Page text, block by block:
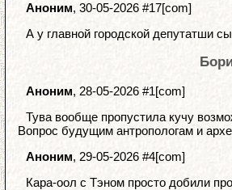
Аноним, 30-05-2026 #17[com]
А у главной городской депутатши
Аноним, 28-05-2026 #1[com]
Тува вообще пропустила кучу
Вопрос будущим антропологам и
Аноним, 29-05-2026 #4[com]
Кара-оол с Тэном просто добили